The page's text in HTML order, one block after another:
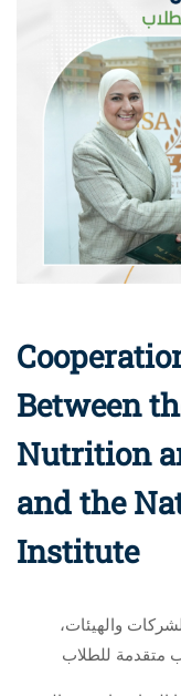
Between
Nutrition
and the
Institute
،لتوفير فرص عمل متميزة للخريجين بكبرى الشركات والهيئات
متقدمة للطلاب